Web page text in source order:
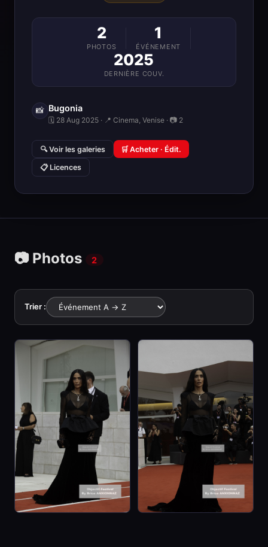
2
PHOTOS
1
ÉVÉNEMENT
2025
DERNIÈRE COUV.
📸 Bugonia
🗓 28 Aug 2025 · 📍 Cinema, Venise · 📷 2
🔍 Voir les galeries 🛒 Acheter · Édit.
📋 Licences
📷 Photos 2
Trier :